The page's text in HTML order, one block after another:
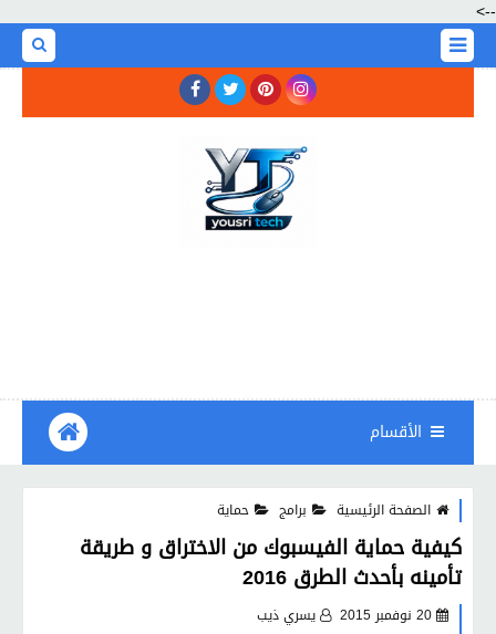
-->
الأقسام
الصفحة الرئيسية برامج حماية
كيفية حماية الفيسبوك من الاختراق و طريقة
تأمينه بأحدث الطرق 2016
20 نوفمبر 2015 يسري ذيب